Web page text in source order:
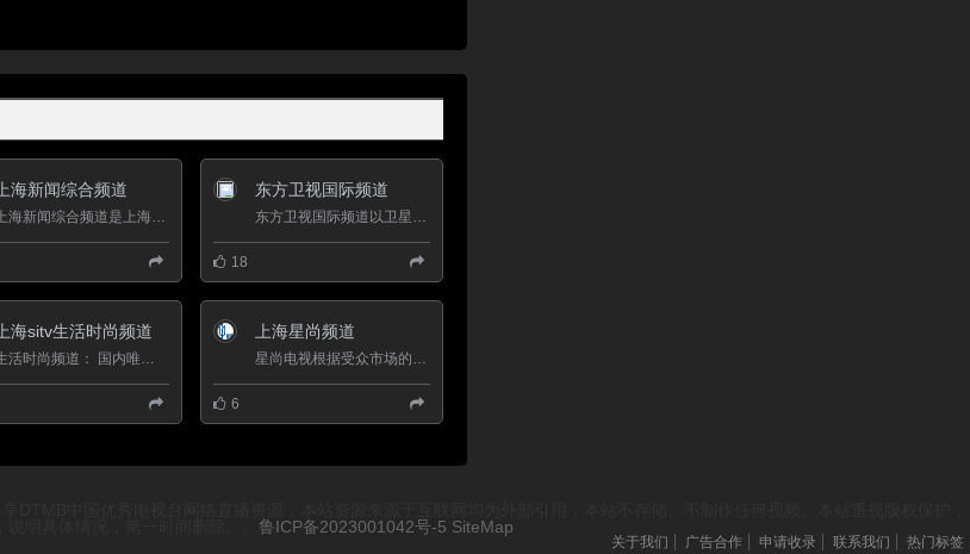
上海新闻综合频道 东方卫视国际频道
18
上海sitv生活时尚频道 上海星尚频道
6
鲁ICP备2023001042号-5 SiteMap
关于我们 广告合作 申请收录 联系我们 热门标签